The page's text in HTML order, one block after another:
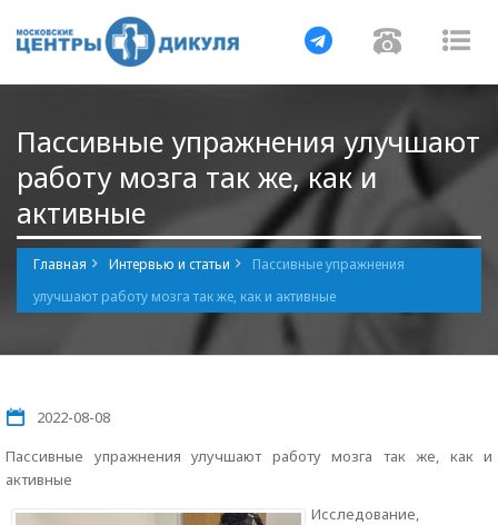
Навигация
Пассивные упражнения улучшают
работу мозга так же, как и
активные
Главная Интервью и статьи
Пассивные упражнения
улучшают работу мозга так же, как и активные
2022-08-08
Пассивные упражнения улучшают работу мозга так же, как и
активные
Исследование,